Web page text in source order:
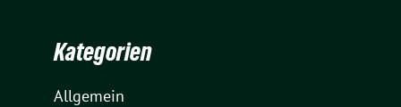
Kategorien
Allgemein